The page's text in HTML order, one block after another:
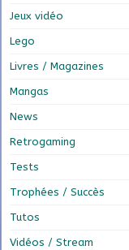
Jeux vidéo
Lego
Livres / Magazines
Mangas
News
Retrogaming
Tests
Trophées / Succès
Tutos
Vidéos / Stream